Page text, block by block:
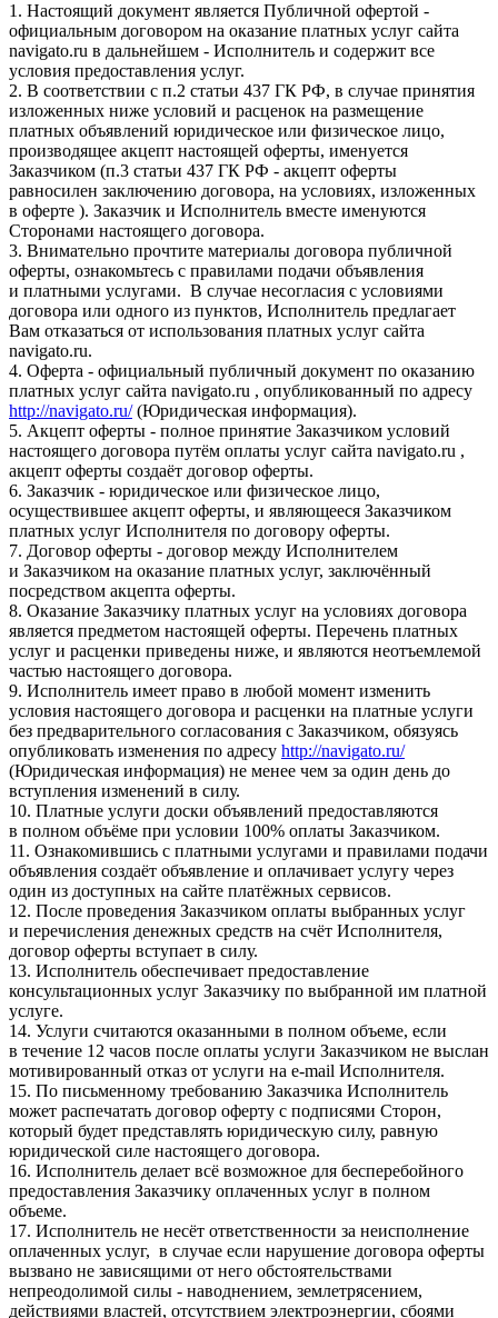
1. Настоящий документ является Публичной офертой -
официальным договором на оказание платных услуг сайта
navigato.ru в дальнейшем - Исполнитель и содержит все
условия предоставления услуг.
2. В соответствии с п.2 статьи 437 ГК РФ, в случае принятия
изложенных ниже условий и расценок на размещение
платных объявлений юридическое или физическое лицо,
производящее акцепт настоящей оферты, именуется
Заказчиком (п.3 статьи 437 ГК РФ - акцепт оферты
равносилен заключению договора, на условиях, изложенных
в оферте ). Заказчик и Исполнитель вместе именуются
Сторонами настоящего договора.
3. Внимательно прочтите материалы договора публичной
оферты, ознакомьтесь с правилами подачи объявления
и платными услугами. В случае несогласия с условиями
договора или одного из пунктов, Исполнитель предлагает
Вам отказаться от использования платных услуг сайта
navigato.ru.
4. Оферта - официальный публичный документ по оказанию
платных услуг сайта navigato.ru , опубликованный по адресу
http://navigato.ru/(Юридическая информация).
5. Акцепт оферты - полное принятие Заказчиком условий
настоящего договора путём оплаты услуг сайта navigato.ru ,
акцепт оферты создаёт договор оферты.
6. Заказчик - юридическое или физическое лицо,
осуществившее акцепт оферты, и являющееся Заказчиком
платных услуг Исполнителя по договору оферты.
7. Договор оферты - договор между Исполнителем
и Заказчиком на оказание платных услуг, заключённый
посредством акцепта оферты.
8. Оказание Заказчику платных услуг на условиях договора
является предметом настоящей оферты. Перечень платных
услуг и расценки приведены ниже, и являются неотъемлемой
частью настоящего договора.
9. Исполнитель имеет право в любой момент изменить
условия настоящего договора и расценки на платные услуги
без предварительного согласования с Заказчиком, обязуясь
опубликовать изменения по адресу http://navigato.ru/
(Юридическая информация) не менее чем за один день до
вступления изменений в силу.
10. Платные услуги доски объявлений предоставляются
в полном объёме при условии 100% оплаты Заказчиком.
11. Ознакомившись с платными услугами и правилами подачи
объявления создаёт объявление и оплачивает услугу через
один из доступных на сайте платёжных сервисов.
12. После проведения Заказчиком оплаты выбранных услуг
и перечисления денежных средств на счёт Исполнителя,
договор оферты вступает в силу.
13. Исполнитель обеспечивает предоставление
консультационных услуг Заказчику по выбранной им платной
услуге.
14. Услуги считаются оказанными в полном объеме, если
в течение 12 часов после оплаты услуги Заказчиком не выслан
мотивированный отказ от услуги на e-mail Исполнителя.
15. По письменному требованию Заказчика Исполнитель
может распечатать договор оферту с подписями Сторон,
который будет представлять юридическую силу, равную
юридической силе настоящего договора.
16. Исполнитель делает всё возможное для бесперебойного
предоставления Заказчику оплаченных услуг в полном
объеме.
17. Исполнитель не несёт ответственности за неисполнение
оплаченных услуг, в случае если нарушение договора оферты
вызвано не зависящими от него обстоятельствами
непреодолимой силы - наводнением, землетрясением,
действиями властей, отсутствием электроэнергии, сбоями